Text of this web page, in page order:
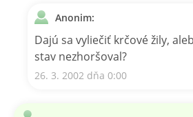
Anonim:
Dajú sa vyliečiť krčové žily,
stav nezhoršoval?
26. 3. 2002 dňa 0:00